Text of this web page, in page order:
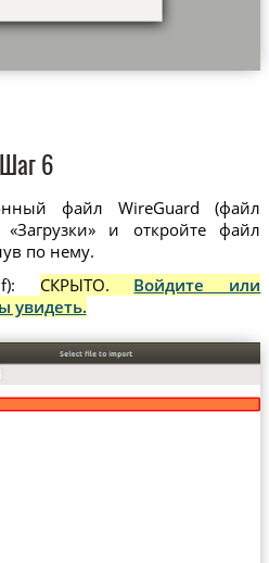
Шаг 6
файл WireGuard (файл
и откройте файл
по нему.
СКРЫТО. Войдите или
увидеть.